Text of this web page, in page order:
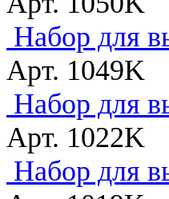
Набор для
Арт. 1049K
Набор для
Арт. 1022K
Набор для